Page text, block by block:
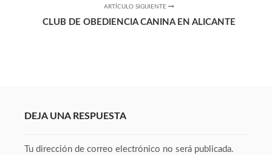
ARTÍCULO SIGUIENTE
CLUB DE OBEDIENCIA CANINA EN ALICANTE
DEJA UNA RESPUESTA
Tu dirección de correo electrónico no será publicada.